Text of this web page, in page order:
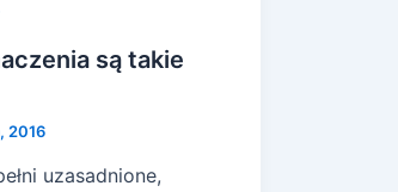
są takie
2016
uzasadnione,